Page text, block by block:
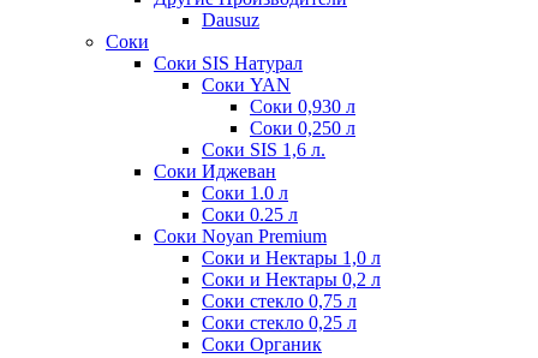
Dausuz
Соки
Соки SIS Натурал
Соки YAN
Соки 0,930 л
Соки 0,250 л
Соки SIS 1,6 л.
Соки Иджеван
Соки 1.0 л
Соки 0.25 л
Соки Noyan Premium
Соки и Нектары 1,0 л
Соки и Нектары 0,2 л
Соки стекло 0,75 л
Соки стекло 0,25 л
Соки Органик